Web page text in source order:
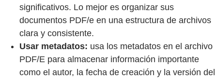
significativos. Lo mejor es organizar sus
documentos PDF/e en una estructura de archivos
clara y consistente.
Usar metadatos: usa los metadatos en el archivo
PDF/E para almacenar información importante
como el autor, la fecha de creación y la versión del